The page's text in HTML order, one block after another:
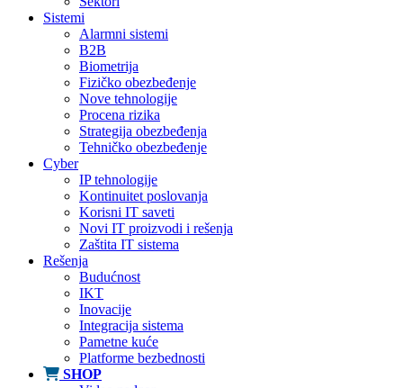
Sistemi
Alarmni sistemi
B2B
Biometrija
Fizičko obezbeđenje
Nove tehnologije
Procena rizika
Strategija obezbeđenja
Tehničko obezbeđenje
Cyber
IP tehnologije
Kontinuitet poslovanja
Korisni IT saveti
Novi IT proizvodi i rešenja
Zaštita IT sistema
Rešenja
Budućnost
IKT
Inovacije
Integracija sistema
Pametne kuće
Platforme bezbednosti
SHOP